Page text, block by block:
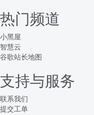
热门频道
小黑屋
智慧云
谷歌站长地图
支持与服务
联系我们
提交工单